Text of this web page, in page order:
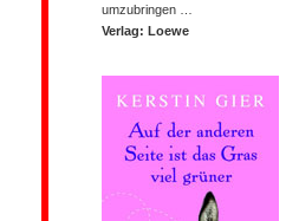
umzubringen …
Verlag: Loewe